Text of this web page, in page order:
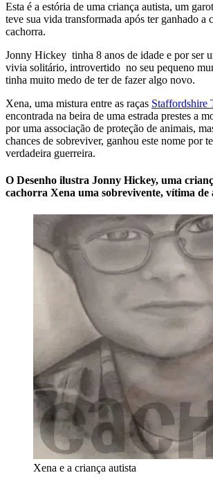
Esta é a estória de uma criança autista, um
teve sua vida transformada após ter ganhado a
cachorra.
Jonny Hickey tinha 8 anos de idade e por ser
vivia solitário, introvertido no seu pequeno
tinha muito medo de ter de fazer algo novo.
Xena, uma mistura entre as raças Staffordshire
encontrada na beira de uma estrada prestes a
por uma associação de proteção de animais,
chances de sobreviver, ganhou este nome por
verdadeira guerreira.
O Desenho ilustra Jonny Hickey, uma
cachorra Xena uma sobrevivente, vítima de
Xena e a criança autista